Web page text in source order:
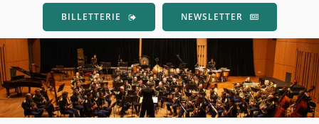
BILLETTERIE NEWSLETTER